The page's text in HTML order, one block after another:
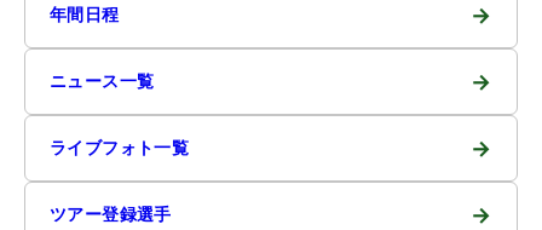
年間日程 →
ニュース一覧 →
ライブフォト一覧 →
ツアー登録選手 →